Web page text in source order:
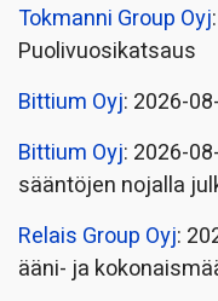
Tokmanni Group Oyj
Puolivuosikatsaus
Bittium Oyj: 2026-
Bittium Oyj: 2026-
sääntöjen nojalla
Relais Group Oyj:
ääni- ja